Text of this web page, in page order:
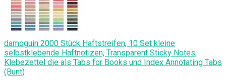
damoguin 2000 Stück Haftstreifen, 10 Set kleine
selbstklebende Haftnotizen, Transparent Sticky Notes,
Klebezettel die als Tabs for Books und Index Annotating Tabs
(Bunt)